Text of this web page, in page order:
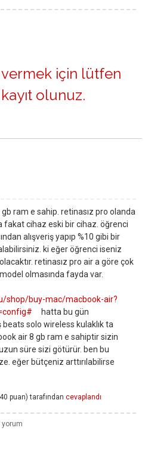
için lütfen
kayıt olunuz.
ram e sahip. retinasız pro olanda
cihaz eski bir cihaz. öğrenci
alışveriş yapıp %10 gibi bir
ki eğer öğrenci iseniz
retinasız pro air a göre çok
model olmasında fayda var.
shop/buy-mac/macbook-air?
hatta bu gün
solo wireless kulaklık ta
air 8 gb ram e sahiptir sizin
süre sizi götürür. ben bu
eğer bütçeniz arttırılabilirse
puan) tarafından cevaplandı